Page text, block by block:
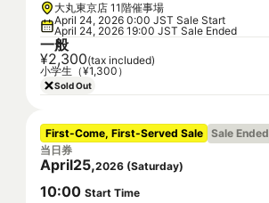
大丸東京店 11階催事場
April 24, 2026 0:00 JST Sale Start
April 24, 2026 19:00 JST Sale Ended
一般
¥2,300(tax included)
小学生（¥1,300）
Sold Out
First-Come, First-Served Sale Sale Ended
当日券
April25,2026 (Saturday)
10:00 Start Time